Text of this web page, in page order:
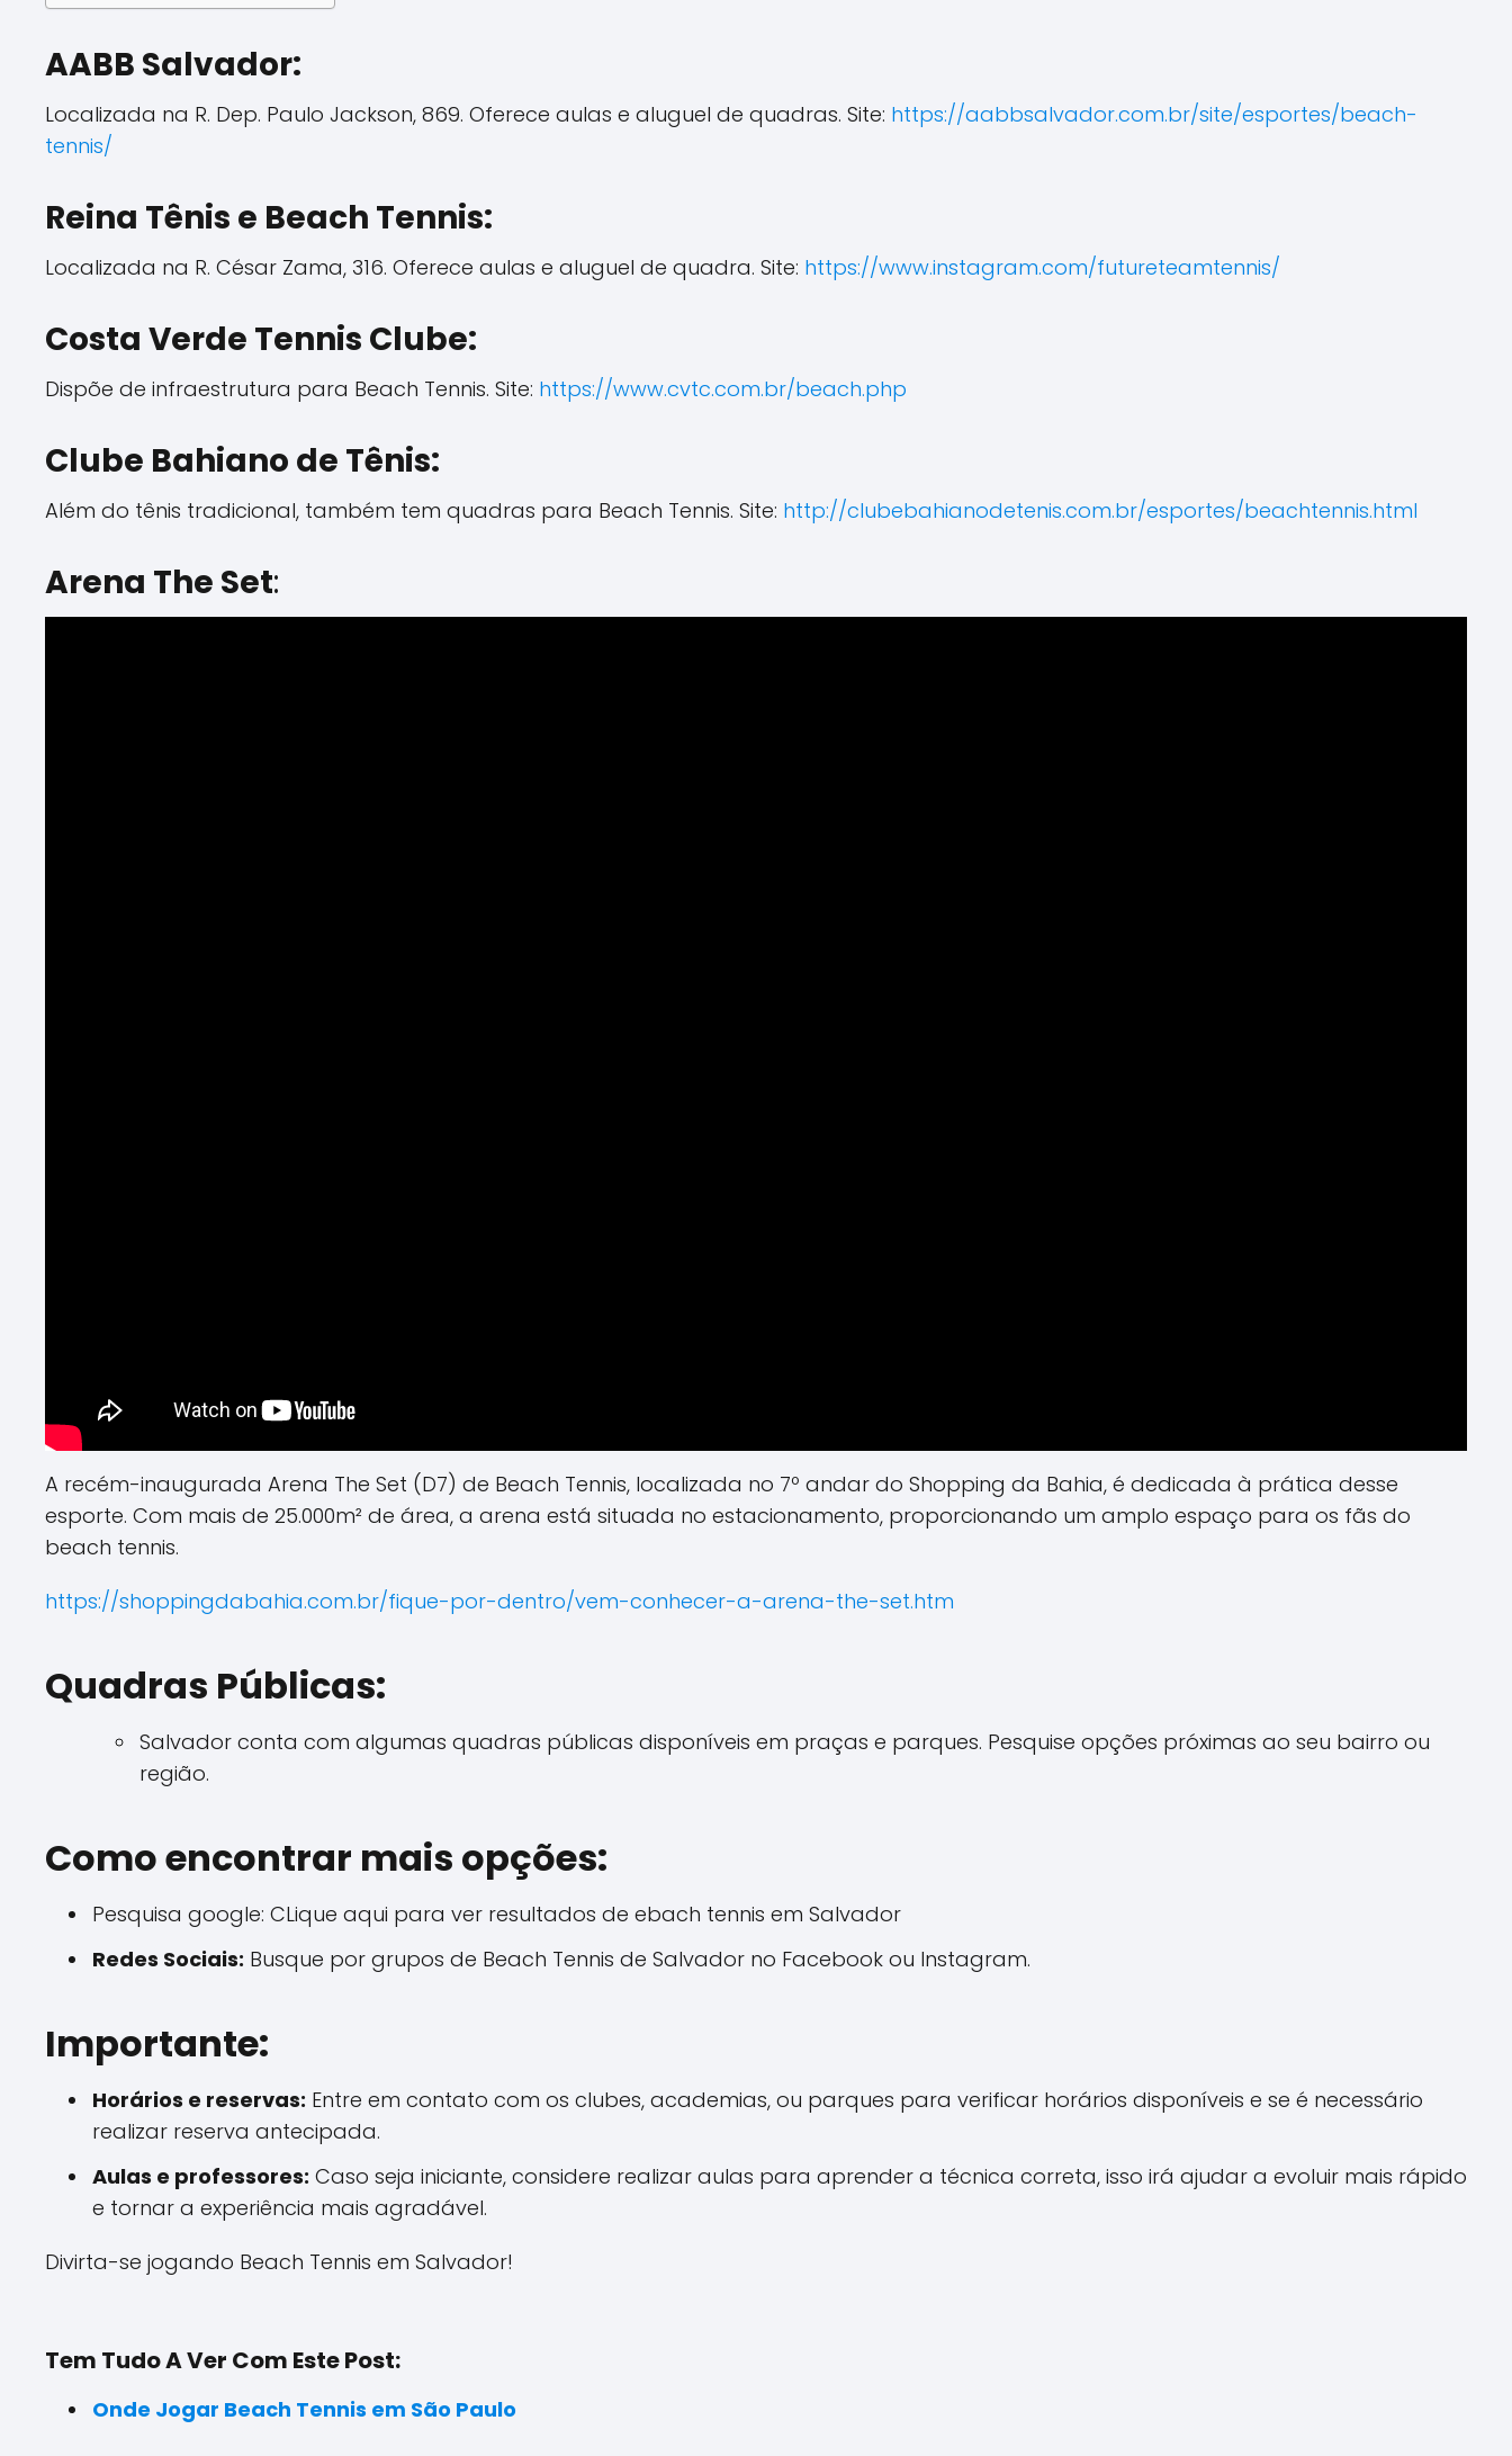
AABB Salvador:
Localizada na R. Dep. Paulo Jackson, 869. Oferece aulas e aluguel de quadras. Site: https://aabbsalvador.com.br/site/esportes/beach-
tennis/
Reina Tênis e Beach Tennis:
Localizada na R. César Zama, 316. Oferece aulas e aluguel de quadra. Site: https://www.instagram.com/futureteamtennis/
Costa Verde Tennis Clube:
Dispõe de infraestrutura para Beach Tennis. Site: https://www.cvtc.com.br/beach.php
Clube Bahiano de Tênis:
Além do tênis tradicional, também tem quadras para Beach Tennis. Site: http://clubebahianodetenis.com.br/esportes/beachtennis.html
Arena The Set:
A recém-inaugurada Arena The Set (D7) de Beach Tennis, localizada no 7º andar do Shopping da Bahia, é dedicada à prática desse
esporte. Com mais de 25.000m² de área, a arena está situada no estacionamento, proporcionando um amplo espaço para os fãs do
beach tennis.
https://shoppingdabahia.com.br/fique-por-dentro/vem-conhecer-a-arena-the-set.htm
Quadras Públicas:
Salvador conta com algumas quadras públicas disponíveis em praças e parques. Pesquise opções próximas ao seu bairro ou
região.
Como encontrar mais opções:
Pesquisa google: CLique aqui para ver resultados de ebach tennis em Salvador
Redes Sociais: Busque por grupos de Beach Tennis de Salvador no Facebook ou Instagram.
Importante:
Horários e reservas: Entre em contato com os clubes, academias, ou parques para verificar horários disponíveis e se é necessário
realizar reserva antecipada.
Aulas e professores: Caso seja iniciante, considere realizar aulas para aprender a técnica correta, isso irá ajudar a evoluir mais rápido
e tornar a experiência mais agradável.
Divirta-se jogando Beach Tennis em Salvador!
Tem Tudo A Ver Com Este Post:
Onde Jogar Beach Tennis em São Paulo